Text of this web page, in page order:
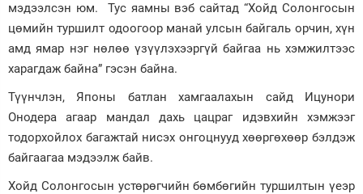
мэдээлсэн юм. Тус яамны вэб сайтад “Хойд Солонгосын
цөмийн туршилт одоогоор манай улсын байгаль орчин, хүн
амд ямар нэг нөлөө үзүүлэхээргүй байгаа нь хэмжилтээс
харагдаж байна” гэсэн байна.
Түүнчлэн, Японы батлан хамгаалахын сайд Ицунори
Онодера агаар мандал дахь цацраг идэвхийн хэмжээг
тодорхойлох багажтай нисэх онгоцнууд хөөргөхөөр бэлдэж
байгаагаа мэдээлж байв.
Хойд Солонгосын устөрөгчийн бөмбөгийн туршилтын үеэр